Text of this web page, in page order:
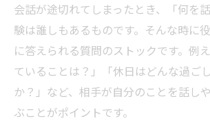
会話が途切れてしまったとき、「何を
験は誰しもあるものです。そんな時に
に答えられる質問のストックです。例
ていることは？」「休日はどんな過ご
か？」など、相手が自分のことを話し
ぶことがポイントです。